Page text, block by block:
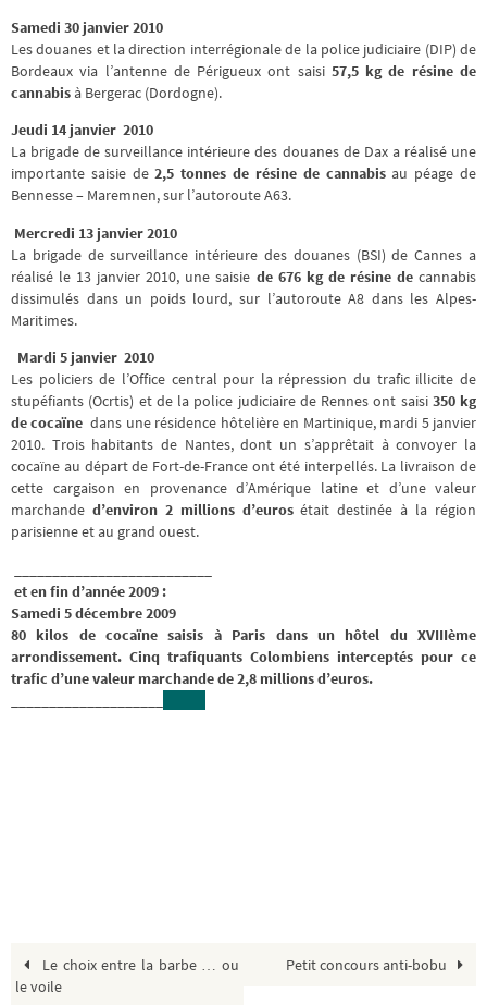
Samedi 30 janvier 2010
Les douanes et la direction interrégionale de la police judiciaire (DIP) de
Bordeaux via l’antenne de Périgueux ont saisi 57,5 kg de résine de
cannabisà Bergerac (Dordogne).
Jeudi 14 janvier 2010
La brigade de surveillance intérieure des douanes de Dax a réalisé une
importante saisie de2,5 tonnes de résine de cannabisau péage de
Bennesse – Maremnen, sur l’autoroute A63.
Mercredi 13 janvier 2010
La brigade de surveillance intérieure des douanes (BSI) de Cannes a
réalisé le 13 janvier 2010, une saisie de 676 kg de résine decannabis
dissimulés dans un poids lourd, sur l’autoroute A8 dans les Alpes-
Maritimes.
Mardi 5 janvier 2010
Les policiers de l’Office central pour la répression du trafic illicite de
stupéfiants (Ocrtis) et de la police judiciaire de Rennes ont saisi 350 kg
de cocaïne dans une résidence hôtelière en Martinique, mardi 5 janvier
2010. Trois habitants de Nantes, dont un s’apprêtait à convoyer la
cocaïne au départ de Fort-de-France ont été interpellés. La livraison de
cette cargaison en provenance d’Amérique latine et d’une valeur
marchande d’environ 2 millions d’eurosétait destinée à la région
parisienne et au grand ouest.
et en fin d’année 2009 :
Samedi 5 décembre 2009
80 kilos de cocaïne saisis à Paris dans un hôtel du XVIIIème
arrondissement. Cinq trafiquants Colombiens interceptés pour ce
trafic d’une valeur marchande de2,8 millions d’euros.
Le choix entre la barbe … ou
le voile
Petit concours anti-bobu